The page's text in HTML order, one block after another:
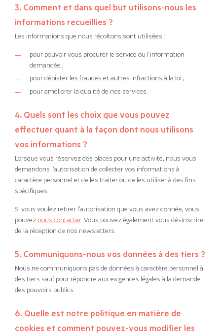
3. Comment et dans quel but utilisons-nous les
informations recueillies ?
Les informations que nous récoltons sont utilisées :
pour pouvoir vous procurer le service ou l’information
demandée ;
pour dépister les fraudes et autres infractions à la loi ;
pour améliorer la qualité de nos services.
4. Quels sont les choix que vous pouvez
effectuer quant à la façon dont nous utilisons
vos informations ?
Lorsque vous réservez des places pour une activité, nous vous
demandons l’autorisation de collecter vos informations à
caractère personnel et de les traiter ou de les utiliser à des fins
spécifiques.
Si vous voulez retirer l’autorisation que vous avez donnée, vous
pouvez nous contacter. Vous pouvez également vous désinscrire
de la réception de nos newsletters.
5. Communiquons-nous vos données à des tiers ?
Nous ne communiquons pas de données à caractère personnel à
des tiers sauf pour répondre aux exigences légales à la demande
des pouvoirs publics.
6. Quelle est notre politique en matière de
cookies et comment pouvez-vous modifier les